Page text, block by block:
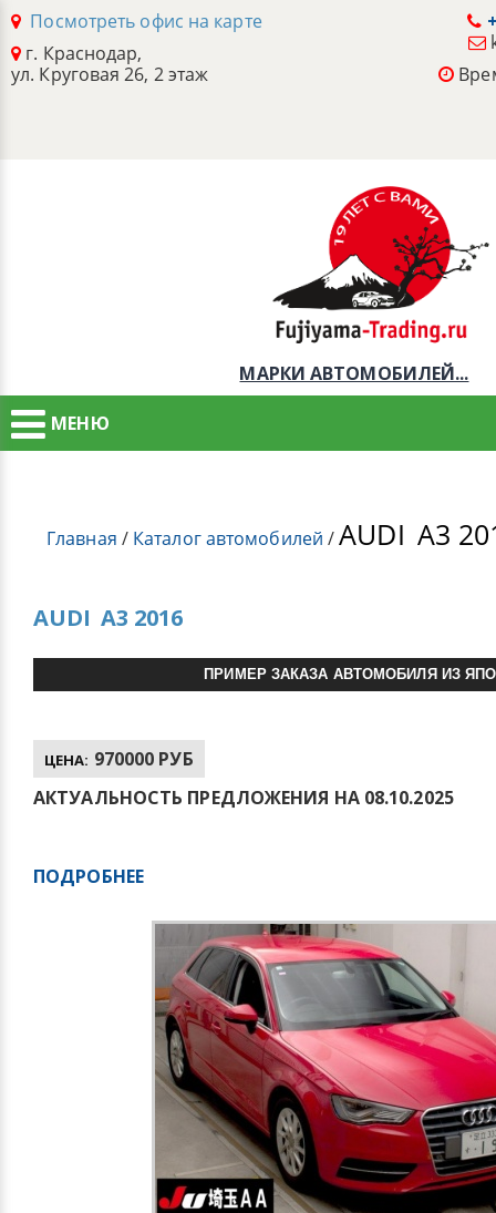
Посмотреть офис на карте
г. Краснодар,
ул. Круговая 26, 2 этаж
МАРКИ АВТОМОБИЛЕЙ...
МЕНЮ
Главная / Каталог автомобилей /AUDI A3
AUDI A3 2016
ПРИМЕР ЗАКАЗА АВТОМОБИЛЯ ИЗ
ЦЕНА: 970000 РУБ
АКТУАЛЬНОСТЬ ПРЕДЛОЖЕНИЯ НА 08.10.2025
ПОДРОБНЕЕ